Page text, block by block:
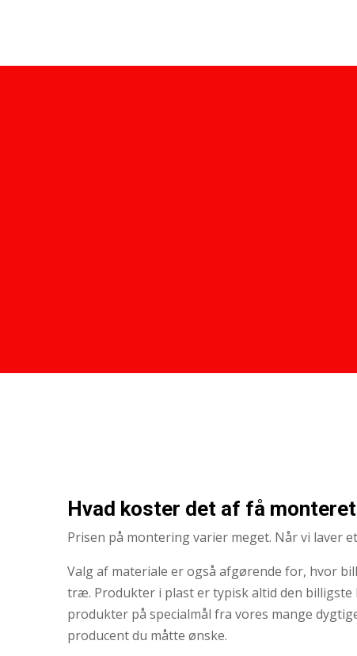
Hvad koster det af få
Prisen på montering varier meget. Når vi laver
Valg af materiale er også afgørende for, hvor
træ. Produkter i plast er typisk altid den billigste
produkter på specialmål fra vores mange
producent du måtte ønske.